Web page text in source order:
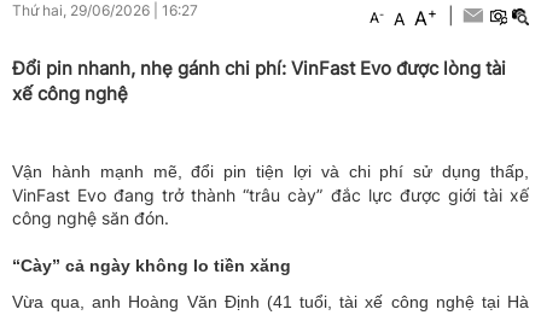
Thứ hai, 29/06/2026 16:27 A- A A+
Đổi pin nhanh, nhẹ gánh chi phí: VinFast Evo được lòng tài
xế công nghệ
Vận hành mạnh mẽ, đổi pin tiện lợi và chi phí sử dụng thấp,
VinFast Evo đang trở thành “trâu cày” đắc lực được giới tài xế
công nghệ săn đón.
“Cày” cả ngày không lo tiền xăng
Vừa qua, anh Hoàng Văn Định (41 tuổi, tài xế công nghệ tại Hà